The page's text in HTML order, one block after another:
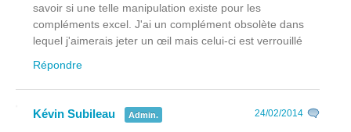
savoir si une telle manipulation existe pour les
compléments excel. J'ai un complément obsolète dans
lequel j'aimerais jeter un œil mais celui-ci est verrouillé
Répondre
Kévin Subileau Admin. 24/02/2014